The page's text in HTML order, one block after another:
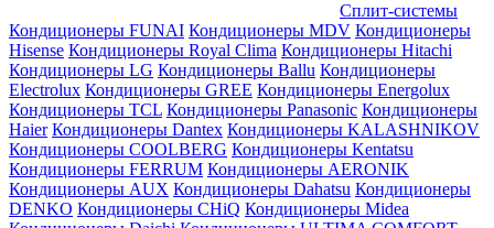
Сплит-системы
Кондиционеры FUNAI Кондиционеры MDV Кондиционеры
Hisense Кондиционеры Royal Clima Кондиционеры Hitachi
Кондиционеры LG Кондиционеры Ballu Кондиционеры
Electrolux Кондиционеры GREE Кондиционеры Energolux
Кондиционеры TCL Кондиционеры Panasonic Кондиционеры
Haier Кондиционеры Dantex Кондиционеры KALASHNIKOV
Кондиционеры СOOLBERG Кондиционеры Kentatsu
Кондиционеры FERRUM Кондиционеры AERONIK
Кондиционеры AUX Кондиционеры Dahatsu Кондиционеры
DENKO Кондиционеры CHiQ Кондиционеры Midea